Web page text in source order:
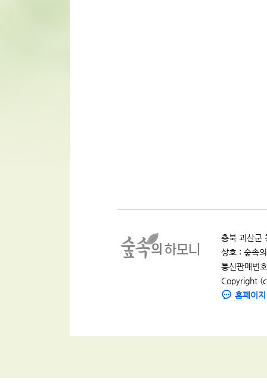
충북 괴산군
상호 : 숲속
통신판매번
Copyright
홈페이